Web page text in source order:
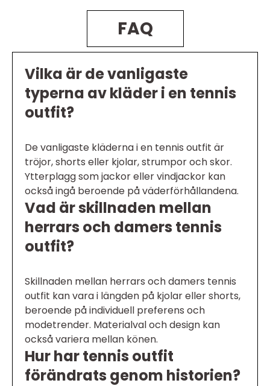
FAQ
Vilka är de vanligaste
typerna av kläder i en tennis
outfit?
De vanligaste kläderna i en tennis outfit är
tröjor, shorts eller kjolar, strumpor och skor.
Ytterplagg som jackor eller vindjackor kan
också ingå beroende på väderförhållandena.
Vad är skillnaden mellan
herrars och damers tennis
outfit?
Skillnaden mellan herrars och damers tennis
outfit kan vara i längden på kjolar eller shorts,
beroende på individuell preferens och
modetrender. Materialval och design kan
också variera mellan könen.
Hur har tennis outfit
förändrats genom historien?